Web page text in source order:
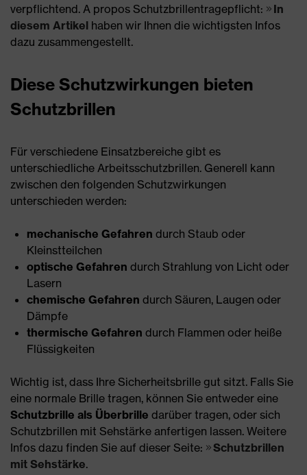
verpflichtend. A propos Schutzbrillentragepflicht:
In
diesem Artikel haben wir Ihnen die wichtigsten Infos
dazu zusammengestellt.
Diese Schutzwirkungen bieten
Schutzbrillen
Für verschiedene Einsatzbereiche gibt es
unterschiedliche Arbeitsschutzbrillen. Generell kann
zwischen den folgenden Schutzwirkungen
unterschieden werden:
mechanische Gefahren durch Staub oder
Kleinstteilchen
optische Gefahren durch Strahlung von Licht oder
Lasern
chemische Gefahren durch Säuren, Laugen oder
Dämpfe
thermische Gefahren durch Flammen oder heiße
Flüssigkeiten
Wichtig ist, dass Ihre Sicherheitsbrille gut sitzt. Falls Sie
eine normale Brille tragen, können Sie entweder eine
Schutzbrille als Überbrille darüber tragen, oder sich
Schutzbrillen mit Sehstärke anfertigen lassen. Weitere
Infos dazu finden Sie auf dieser Seite:
Schutzbrillen
mit Sehstärke.